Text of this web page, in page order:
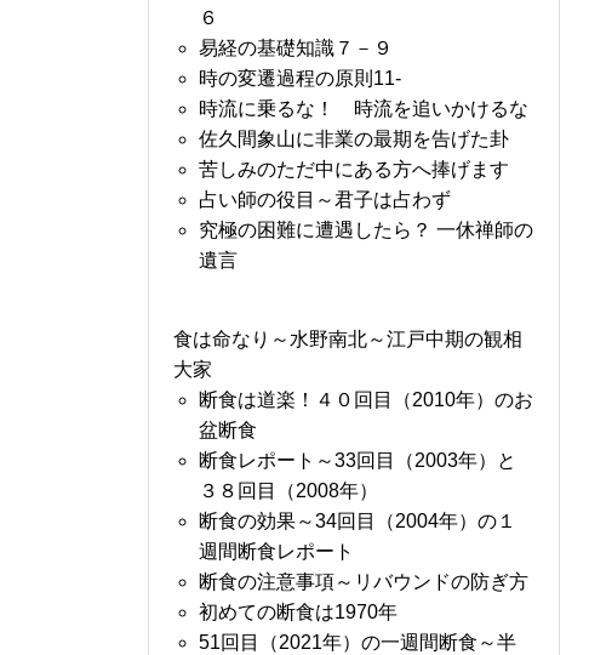
６
易経の基礎知識７－９
時の変遷過程の原則11-
時流に乗るな！ 時流を追いかけるな
佐久間象山に非業の最期を告げた卦
苦しみのただ中にある方へ捧げます
占い師の役目～君子は占わず
究極の困難に遭遇したら？ 一休禅師の
遺言
食は命なり～水野南北～江戸中期の観相
大家
断食は道楽！４０回目（2010年）のお
盆断食
断食レポート～33回目（2003年）と
３８回目（2008年）
断食の効果～34回目（2004年）の１
週間断食レポート
断食の注意事項～リバウンドの防ぎ方
初めての断食は1970年
51回目（2021年）の一週間断食～半